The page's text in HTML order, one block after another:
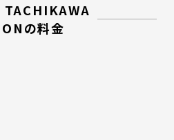
TACHIKAWA
の料金